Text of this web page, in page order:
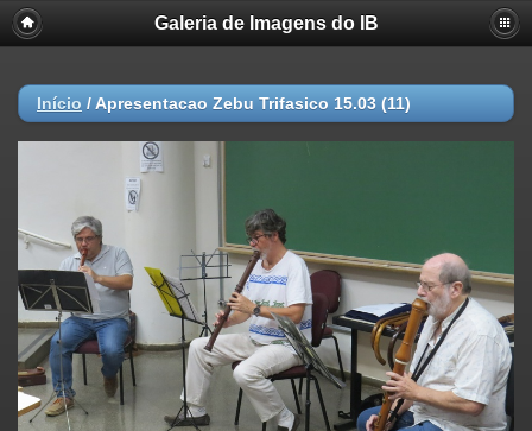
Galeria de Imagens do IB
Início / Apresentacao Zebu Trifasico 15.03 (11)